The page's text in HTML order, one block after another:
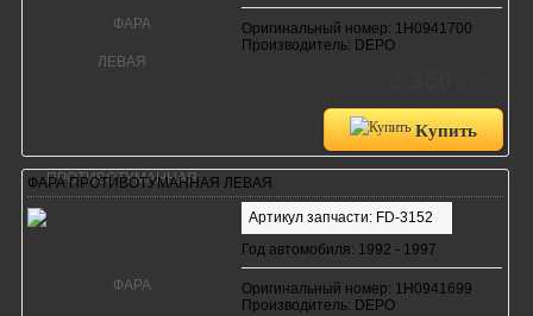
Оригинальный номер: 1H0941700
Производитель: DEPO
Купить
ФАРА ПРОТИВОТУМАННАЯ ЛЕВАЯ
Артикул запчасти: FD-3152
Год автомобиля: 1992 - 1997
Оригинальный номер: 1H0941699
Производитель: DEPO